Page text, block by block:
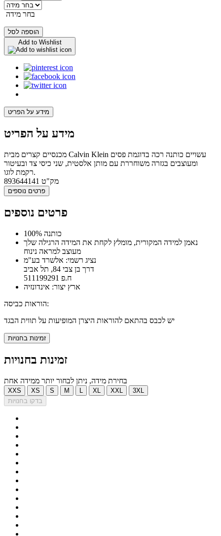
בחר מידה
הוספה לסל
Add to Wishlist
מידע על הפריט
מידע על הפריט
מכנסיים קצרים מבית Calvin Klein עשויים כותנה רכה בדוגמת פסים
ומעוצבים בגזרה משוחררת עם מותן אלסטית, שני כיסי צד ובעיטור
רקמת לוגו.
מק"ט 893644141
פרטים נוספים
פרטים נוספים
100% כותנה
נאמן למידה המקורית, מומלץ לקחת את המידה הרגילה שלך
מעוצב למראה נינוח
נציג רשמי: אלשרד בע"מ
דרך בן צבי 84, תל אביב
ח.פ 511199291
ארץ יצור: אינדונזיה
הוראות כביסה:
יש לכבס בהתאם להוראות היצרן המופיעות על תווית הבגד
זמינות בחנויות
זמינות בחנויות
בחירת מידה, ניתן לבחור יותר ממידה אחת
XXS XS S M XL XXL
3XL
בדקו בחנויות